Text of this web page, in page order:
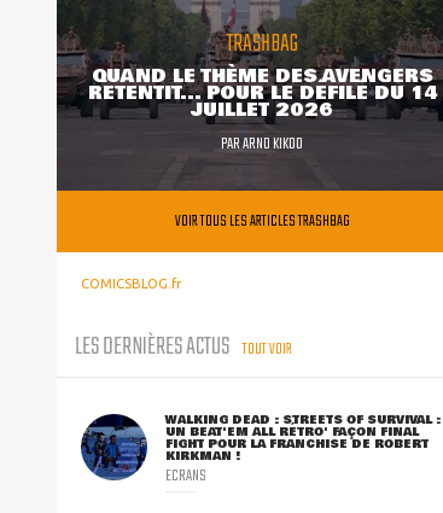
TRASHBAG
QUAND LE THÈME DES AVENGERS
RETENTIT... POUR LE DÉFILÉ DU 14
JUILLET 2026
PARARNO KIKOO
VOIR TOUS LES ARTICLES TRASHBAG
COMICSBLOG.fr
LES DERNIÈRES ACTUS TOUT VOIR
WALKING DEAD : STREETS OF SURVIVAL :
UN BEAT'EM ALL RÉTRO' FAÇON FINAL
FIGHT POUR LA FRANCHISE DE ROBERT
KIRKMAN !
ECRANS